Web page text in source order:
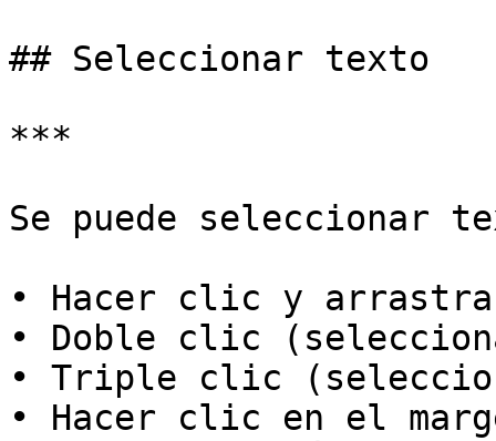
## Seleccionar texto
***
Se puede seleccionar
• Hacer clic y
• Doble clic
• Triple clic
• Hacer clic en el